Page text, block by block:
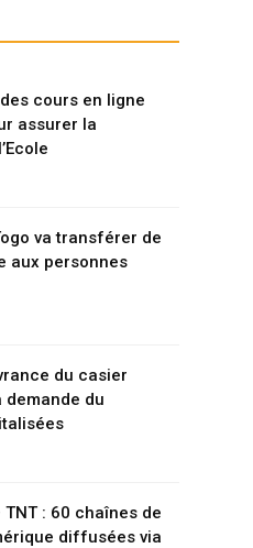
des cours en ligne
assurer la
va transférer de
aux personnes
du casier
du
TNT : 60 chaînes de
diffusées via